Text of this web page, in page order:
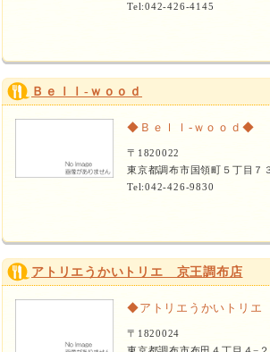
Tel:042-426-4145
Ｂｅｌｌ‐ｗｏｏｄ
◆Ｂｅｌｌ‐ｗｏｏｄ◆
〒1820022
東京都調布市国領町５丁目７
Tel:042-426-9830
アトリエうかいトリエ 京王調布店
◆アトリエうかいトリ
〒1820024